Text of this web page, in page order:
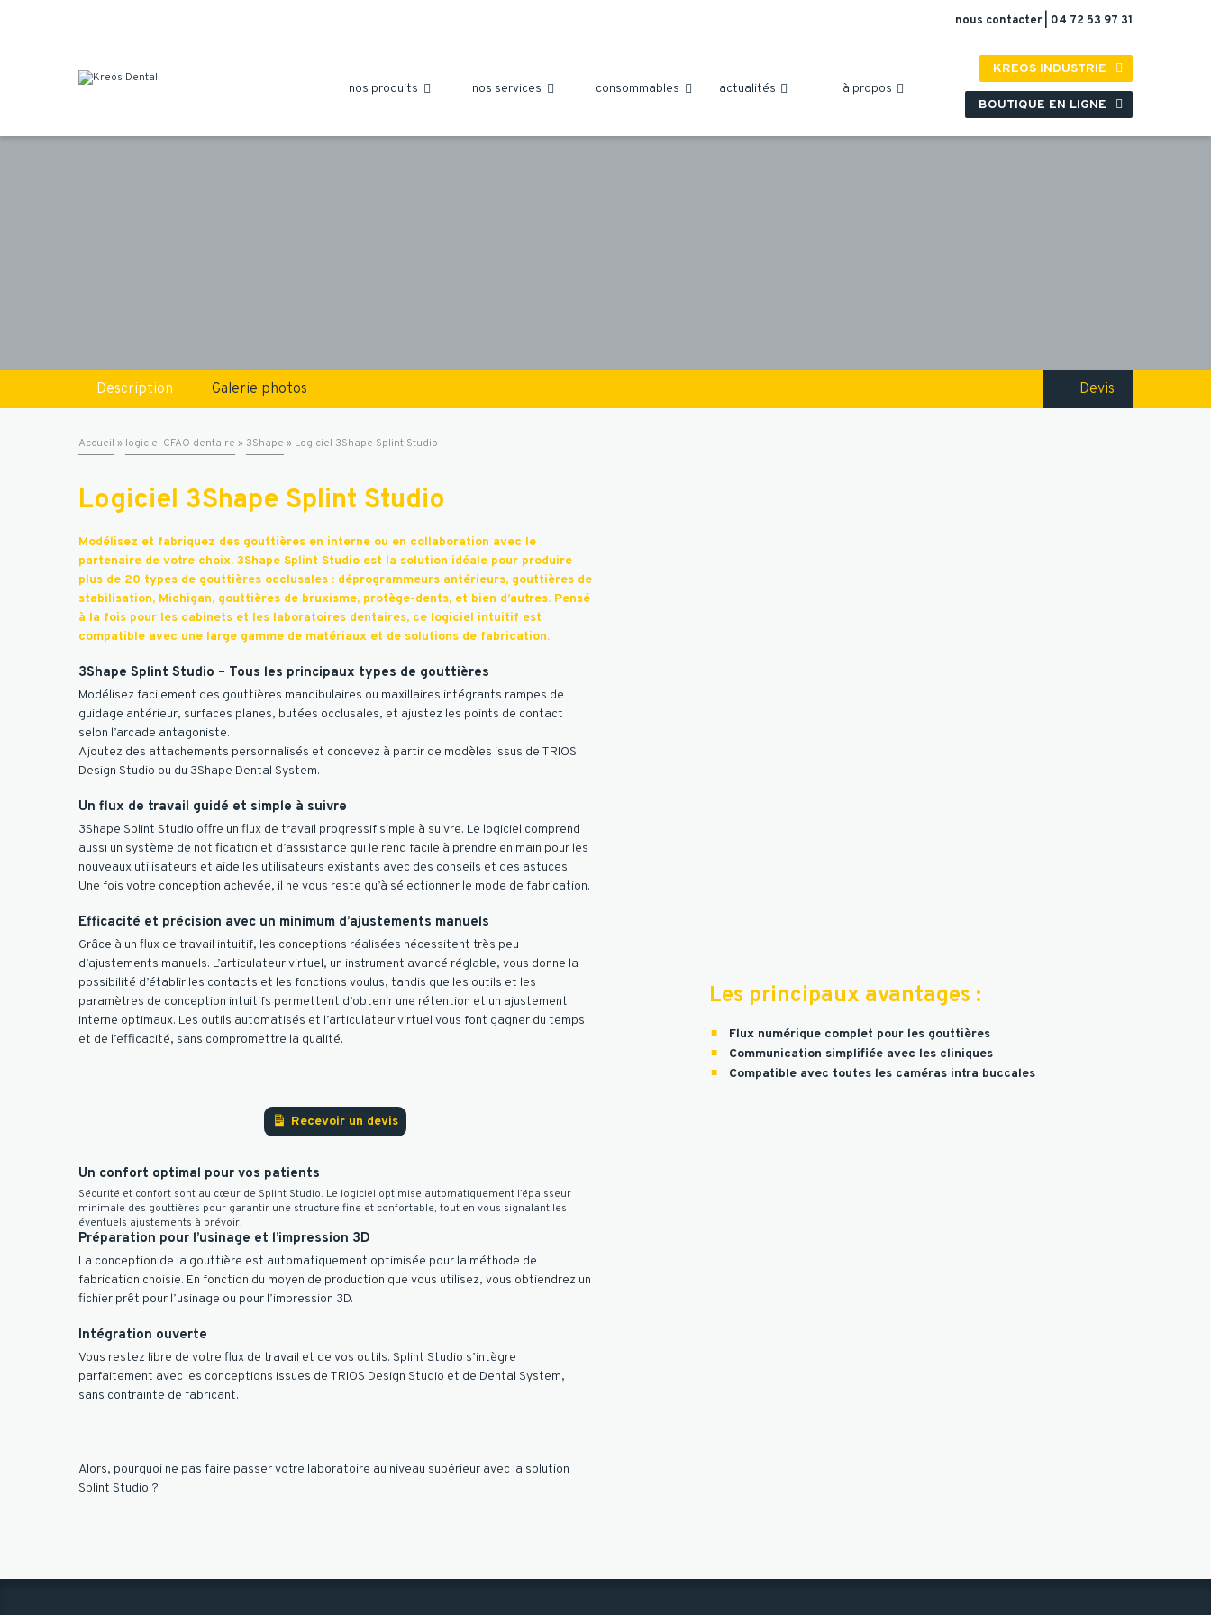
nous contacter 04 72 53 97 31
nos produits  nos services  consommables  actualités  à propos 
KREOS INDUSTRIE 
BOUTIQUE EN LIGNE 
Description Galerie photos
Accueil » logiciel CFAO dentaire » 3Shape » Logiciel 3Shape Splint Studio
Logiciel 3Shape Splint Studio
Modélisez et fabriquez des gouttières en interne ou en collaboration avec le
partenaire de votre choix. 3Shape Splint Studio est la solution idéale pour produire
plus de 20 types de gouttières occlusales : déprogrammeurs antérieurs, gouttières de
stabilisation, Michigan, gouttières de bruxisme, protège-dents, et bien d’autres. Pensé
à la fois pour les cabinets et les laboratoires dentaires, ce logiciel intuitif est
compatible avec une large gamme de matériaux et de solutions de fabrication.
3Shape Splint Studio – Tous les principaux types de gouttières
Modélisez facilement des gouttières mandibulaires ou maxillaires intégrants rampes de
guidage antérieur, surfaces planes, butées occlusales, et ajustez les points de contact
selon l’arcade antagoniste.
Ajoutez des attachements personnalisés et concevez à partir de modèles issus de TRIOS
Design Studio ou du 3Shape Dental System.
Un flux de travail guidé et simple à suivre
3Shape Splint Studio offre un flux de travail progressif simple à suivre. Le logiciel comprend
aussi un système de notification et d’assistance qui le rend facile à prendre en main pour les
nouveaux utilisateurs et aide les utilisateurs existants avec des conseils et des astuces.
Une fois votre conception achevée, il ne vous reste qu’à sélectionner le mode de fabrication.
Efficacité et précision avec un minimum d’ajustements manuels
Grâce à un flux de travail intuitif, les conceptions réalisées nécessitent très peu
d’ajustements manuels. L’articulateur virtuel, un instrument avancé réglable, vous donne la
possibilité d’établir les contacts et les fonctions voulus, tandis que les outils et les
paramètres de conception intuitifs permettent d’obtenir une rétention et un ajustement
interne optimaux. Les outils automatisés et l’articulateur virtuel vous font gagner du temps
et de l’efficacité, sans compromettre la qualité.
Recevoir un devis
Un confort optimal pour vos patients
Sécurité et confort sont au cœur de Splint Studio. Le logiciel optimise automatiquement l’épaisseur
minimale des gouttières pour garantir une structure fine et confortable, tout en vous signalant les
éventuels ajustements à prévoir.
Préparation pour l’usinage et l’impression 3D
La conception de la gouttière est automatiquement optimisée pour la méthode de
fabrication choisie. En fonction du moyen de production que vous utilisez, vous obtiendrez un
fichier prêt pour l’usinage ou pour l’impression 3D.
Intégration ouverte
Vous restez libre de votre flux de travail et de vos outils. Splint Studio s’intègre
parfaitement avec les conceptions issues de TRIOS Design Studio et de Dental System,
sans contrainte de fabricant.
Alors, pourquoi ne pas faire passer votre laboratoire au niveau supérieur avec la solution
Splint Studio ?
Les principaux avantages :
Flux numérique complet pour les gouttières
Communication simplifiée avec les cliniques
Compatible avec toutes les caméras intra buccales